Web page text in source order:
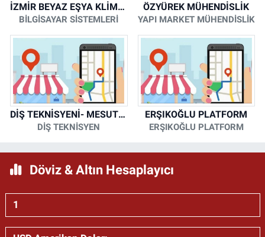
İZMİR BEYAZ EŞYA KLİMA KOMBİ SERVİSİ
BİLGİSAYAR SİSTEMLERİ
ÖZYÜREK MÜHENDİSLİK
YAPI MARKET MÜHENDİSLİK
DİŞ TEKNİSYENİ- MESUT KORKMAZ
DİŞ TEKNİSYEN
ERŞIKOĞLU PLATFORM
ERŞIKOĞLU PLATFORM
Döviz & Altın Hesaplayıcı